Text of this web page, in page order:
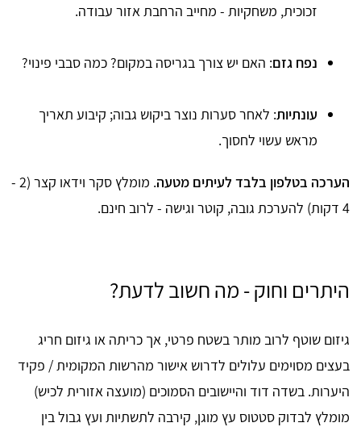
זכוכית, משחקיות - מחייב הרחבת אזור עבודה.
נפח גזם: האם יש צורך בגריסה במקום? כמה סבבי פינוי?
עונתיות: לאחר סערות נוצר ביקוש גבוה; קיבוע תאריך
מראש עשוי לחסוך.
הערכה בטלפון בלבד לעיתים מטעה
. מומלץ סקר וידאו קצר (2 -
4 דקות) להערכת גובה, קוטר וגישה - לרוב חינם.
היתרים וחוק - מה חשוב לדעת?
גיזום שוטף לרוב מותר בשטח פרטי, אך כריתה או גיזום חריג
בעצים מסוימים עלולים לדרוש אישור מהרשות המקומית / פקיד
היערות. בשדה דוד והיישובים הסמוכים (מועצה אזורית לכיש)
מומלץ לבדוק סטטוס עץ מוגן, קירבה לתשתיות ועץ גבול בין